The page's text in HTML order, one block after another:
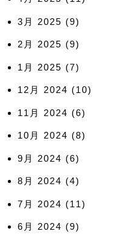
3月 2025 (9)
2月 2025 (9)
1月 2025 (7)
12月 2024 (10)
11月 2024 (6)
10月 2024 (8)
9月 2024 (6)
8月 2024 (4)
7月 2024 (11)
6月 2024 (9)